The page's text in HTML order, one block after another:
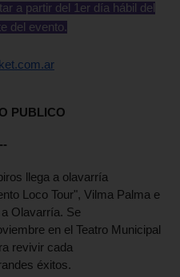
a partir del 1er día hábil del
del evento.
PUBLICO
llega a olavarría
Loco Tour", Vilma Palma e
Olavarría. Se
en el Teatro Municipal
revivir cada
éxitos.